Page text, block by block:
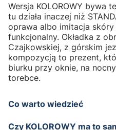
Wersja KOLOROWY bywa
tu działa inaczej niż
oprawa albo imitacja
funkcjonalny. Okładka z
Czajkowskiej, z górskim
kompozycją to prezent,
biurku przy oknie, na
torebce.
Co warto wiedzieć
Czy KOLOROWY ma to